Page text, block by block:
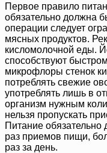
Первое правило
обязательно должна
операции следует
мясных продуктов.
кисломолочной еды.
способствуют
микрофлоры стенок
потреблять свежие
употреблять лишь в
организм нужным
нельзя пропускать
Питание
раз приемов пищи,
раз за день.